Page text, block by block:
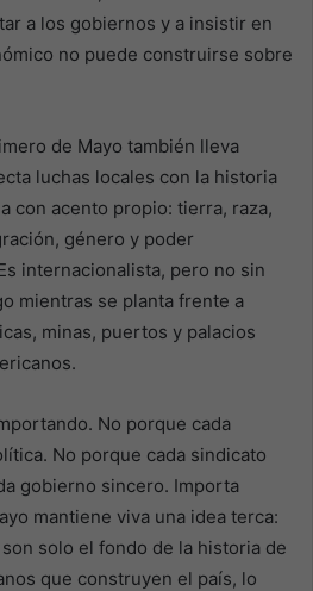
a los gobiernos y a insistir en
no puede construirse sobre
de Mayo también lleva
luchas locales con la historia
con acento propio: tierra, raza,
género y poder
internacionalista, pero no sin
mientras se planta frente a
minas, puertos y palacios
No porque cada
No porque cada sindicato
gobierno sincero. Importa
mantiene viva una idea terca:
solo el fondo de la historia de
que construyen el país, lo